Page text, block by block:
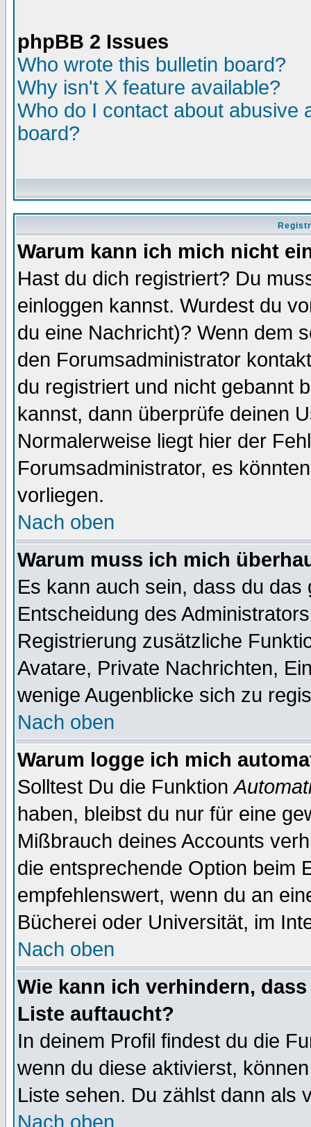
phpBB 2 Issues
Who wrote this bulletin board?
Why isn't X feature available?
Who do I contact about abusive
board?
Warum kann ich mich nicht
Hast du dich registriert? Du
einloggen kannst. Wurdest du
du eine Nachricht)? Wenn dem
den Forumsadministrator
du registriert und nicht gebannt
kannst, dann überprüfe deinen
Normalerweise liegt hier der
Forumsadministrator, es
vorliegen.
Nach oben
Warum muss ich mich
Es kann auch sein, dass du
Entscheidung des
Registrierung zusätzliche
Avatare, Private Nachrichten,
wenige Augenblicke sich zu
Nach oben
Warum logge ich mich
Solltest Du die Funktion
haben, bleibst du nur für eine
Mißbrauch deines Accounts
die entsprechende Option beim
empfehlenswert, wenn du an
Bücherei oder Universität, im
Nach oben
Wie kann ich verhindern,
Liste auftaucht?
In deinem Profil findest du die
wenn du diese aktivierst,
Liste sehen. Du zählst dann als
Nach oben